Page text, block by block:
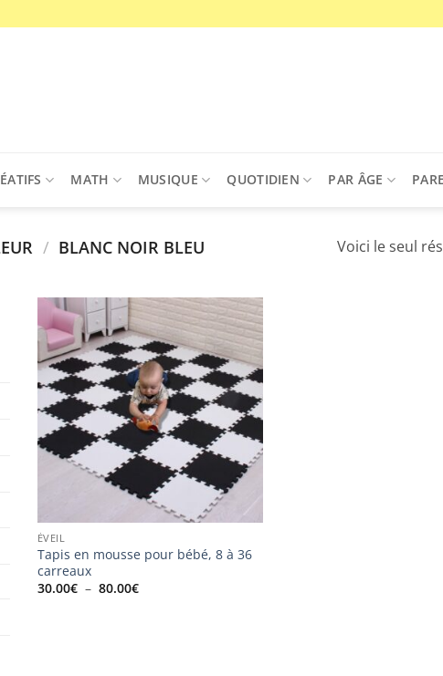
MATH MUSIQUE QUOTIDIEN PAR ÂGE
/ BLANC NOIR BLEU Voici le seul
ÉVEIL
Tapis en mousse pour bébé, 8 à 36
carreaux
30.00€ – 80.00€Plage